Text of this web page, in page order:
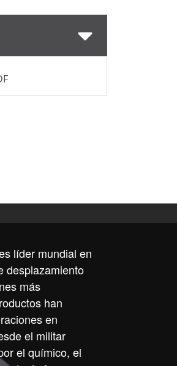
líder mundial en
desplazamiento
más
han
en
el militar
el químico, el